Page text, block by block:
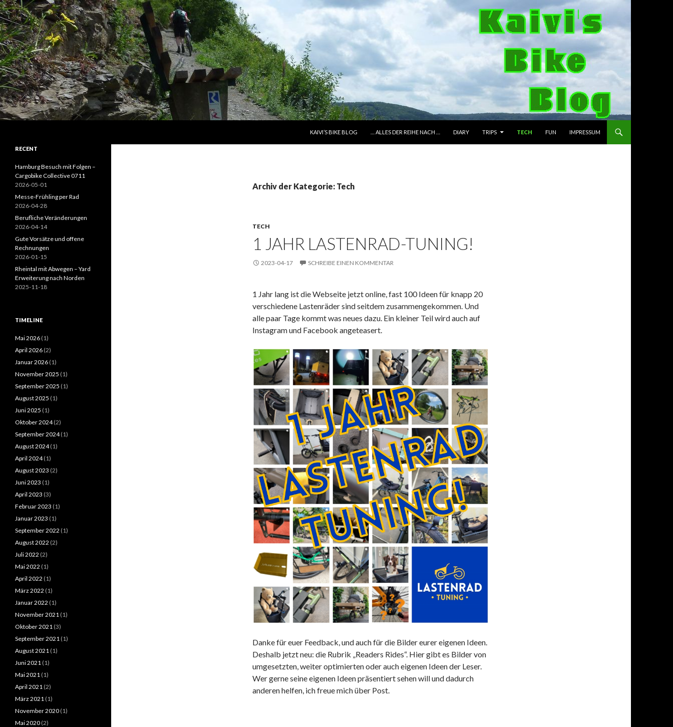
KAIVI’S BIKE BLOG
… ALLES DER REIHE NACH … DIARY TRIPS TECH FUN IMPRESSUM
Archiv der Kategorie: Tech
TECH
1 JAHR LASTENRAD-TUNING!
2023-04-17 SCHREIBE EINEN KOMMENTAR
1 Jahr lang ist die Webseite jetzt online, fast 100 Ideen für knapp 20
verschiedene Lastenräder sind seitdem zusammengekommen. Und
alle paar Tage kommt was neues dazu. Ein kleiner Teil wird auch auf
Instagram und Facebook angeteasert.
Danke für euer Feedback, und auch für die Bilder eurer eigenen Ideen.
Deshalb jetzt neu: die Rubrik „Readers Rides“. Hier gibt es Bilder von
umgesetzten, weiter optimierten oder auch eigenen Ideen der Leser.
Wer gerne seine eigenen Ideen präsentiert sehen will und dadurch
anderen helfen, ich freue mich über Post.
RECENT
Hamburg Besuch mit Folgen –
Cargobike Collective 0711
2026-05-01
Messe-Frühling per Rad
2026-04-28
Berufliche Veränderungen
2026-04-14
Gute Vorsätze und offene
Rechnungen
2026-01-15
Rheintal mit Abwegen – Yard
Erweiterung nach Norden
2025-11-18
TIMELINE
Mai 2026 (1)
April 2026 (2)
Januar 2026 (1)
November 2025 (1)
September 2025 (1)
August 2025 (1)
Juni 2025 (1)
Oktober 2024(2)
September 2024(1)
August 2024(1)
April 2024(1)
August 2023 (2)
Juni 2023 (1)
April 2023 (3)
Februar 2023 (1)
Januar 2023 (1)
September 2022 (1)
August 2022 (2)
Juli 2022 (2)
Mai 2022 (1)
April 2022 (1)
März 2022 (1)
Januar 2022 (1)
November 2021 (1)
Oktober 2021 (3)
September 2021 (1)
August 2021 (1)
Juni 2021 (1)
Mai 2021 (1)
April 2021 (2)
März 2021 (1)
November 2020 (1)
Mai 2020 (2)